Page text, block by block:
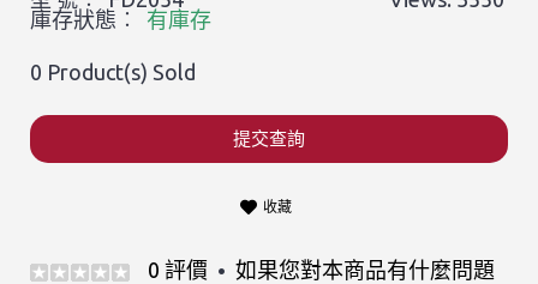
庫存狀態︰
有庫存
0 Product(s) Sold
提交查詢
收藏
0 評價 • 如果您對本商品有什麼問題